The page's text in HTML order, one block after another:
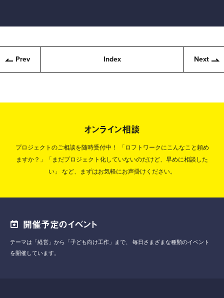
Prev Index Next
オンライン相談
プロジェクトのご相談を随時受付中！
「ロフトワークにこんなこと頼め
ますか？」「まだプロジェクト化していないのだけど、早めに相談した
い」
など、まずはお気軽にお声掛けください。
開催予定のイベント
テーマは「経営」から「子ども向け工作」まで、
毎日さまざまな種類のイベント
を開催しています。